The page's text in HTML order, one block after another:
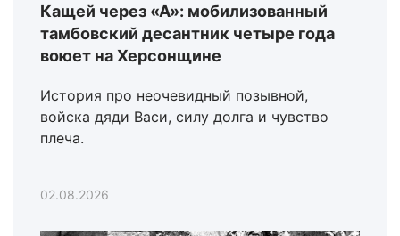
Кащей через «А»: мобилизованный
тамбовский десантник четыре года
воюет на Херсонщине
История про неочевидный позывной,
войска дяди Васи, силу долга и чувство
плеча.
02.08.2026